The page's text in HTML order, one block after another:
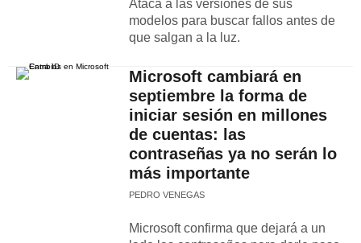
Ataca a las versiones de sus
modelos para buscar fallos antes de
que salgan a la luz.
Microsoft cambiará en
septiembre la forma de
iniciar sesión en millones
de cuentas: las
contraseñas ya no serán lo
más importante
PEDRO VENEGAS
Microsoft confirma que dejará a un